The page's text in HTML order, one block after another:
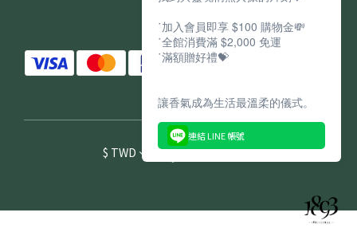
$ TWD 繁體中文
˙加入會員即享 $100 購物金💸
˙全館消費滿 $2,000 免運
˙滿額贈好禮💝
讓香氣成為生活最溫柔的儀式。
連結 LINE 帳號